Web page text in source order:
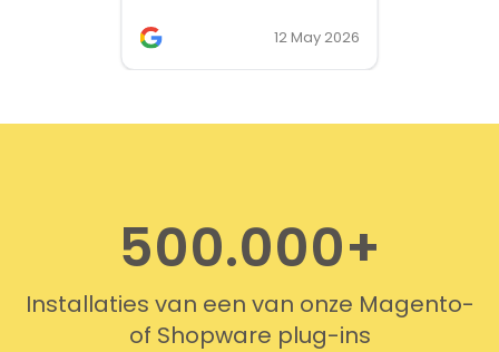
two occasions, and it was
12 May 2026
500.000+
Installaties van een van onze Magento-
of Shopware plug-ins